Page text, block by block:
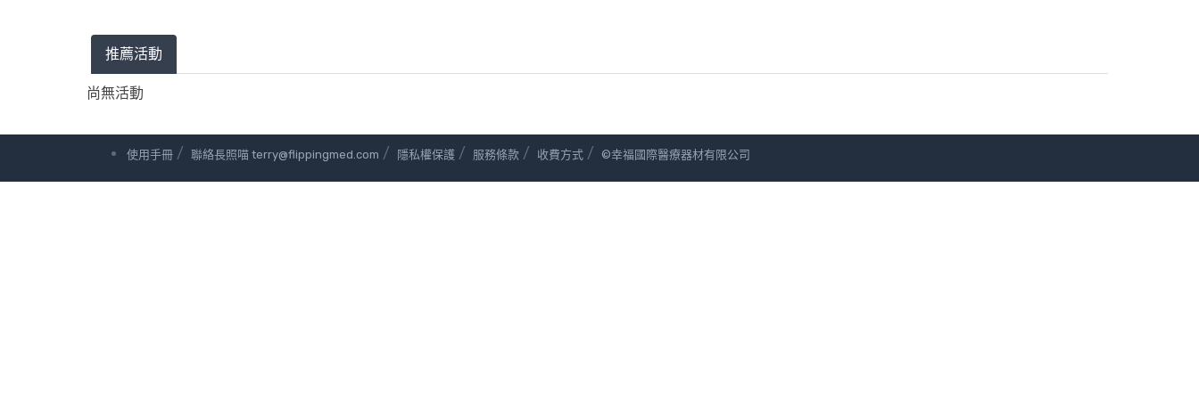
推薦活動
尚無活動
使用手冊 / 聯絡長照喵 terry@flippingmed.com / 隱私權保護 / 服務條款 / 收費方式 / ©幸福國際醫療器材有限公司